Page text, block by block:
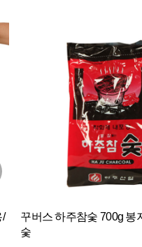
/
꾸버스 하주참숯 700g 봉
숯